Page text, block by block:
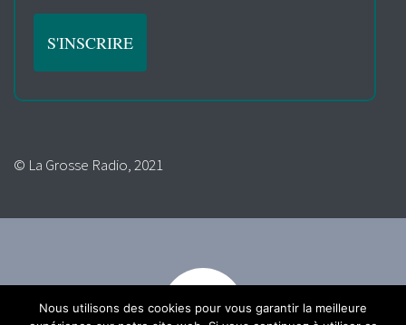
© La Grosse Radio, 2021
Nous utilisons des cookies pour vous garantir la meilleure